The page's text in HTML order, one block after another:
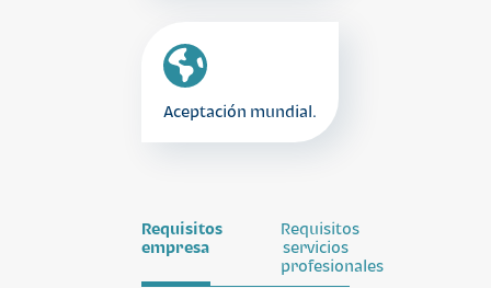
Aceptación mundial.
Requisitos
empresa
Requisitos
servicios
profesionales